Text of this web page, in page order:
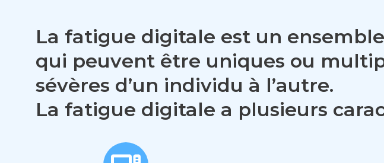
La fatigue digitale est un
qui peuvent être uniques ou
sévères d’un individu à l’autre.
La fatigue digitale a plusieurs